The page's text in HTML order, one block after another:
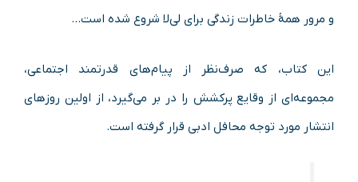
و مرور همۀ خاطرات زندگی برای لی‌لا شروع شده است…
این کتاب، که صرف‌نظر از پیام‌های قدرتمند اجتماعی،‌
مجموعه‌ای از وقایع پرکشش را در بر می‌گیرد، از اولین روزهای
انتشار مورد توجه محافل ادبی قرار گرفته است.